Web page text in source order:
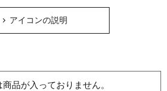
アイコンの説明
品が入っておりません。